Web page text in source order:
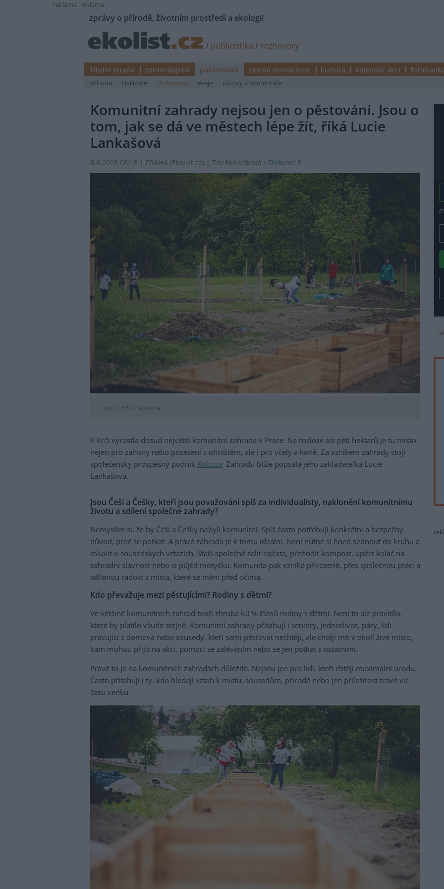
reklama reklama
zprávy o přírodě, životním prostředí a ekologii
/ publicistika / rozhovory
titulní strana zpravodajství publicistika zelená domácnost kultura kalendář akcí
příroda civilizace rozhovory eseje názory a komentáře
Komunitní zahrady nejsou jen o pěstování. Jsou o
tom, jak se dá ve městech lépe žít, říká Lucie
Lankašová
8.6.2026 05:18 | PRAHA (Ekolist.cz) | Zdeňka Vítková Diskuse: 5
Foto | PPG / Kokoza
V Krči vyrostla dosud největší komunitní zahrada v Praze. Na rozloze asi pěti hektarů je tu místo
nejen pro záhony nebo posezení s ohništěm, ale i pro včely a koně. Za vznikem zahrady stojí
společensky prospěšný podnik Kokoza. Zahradu blíže popsala jeho zakladatelka Lucie
Lankašová.
Jsou Češi a Češky, kteří jsou považováni spíš za individualisty, naklonění komunitnímu
životu a sdílení společné zahrady?
Nemyslím si, že by Češi a Češky nebyli komunitní. Spíš často potřebují konkrétní a bezpečný
důvod, proč se potkat. A právě zahrada je k tomu ideální. Není nutné si hned sednout do kruhu a
mluvit o sousedských vztazích. Stačí společně zalít rajčata, přehodit kompost, upéct koláč na
zahradní slavnost nebo si půjčit motyčku. Komunita pak vzniká přirozeně, přes společnou práci a
sdílenou radost z místa, které se mění před očima.
Kdo převažuje mezi pěstujícími? Rodiny s dětmi?
Ve většině komunitních zahrad tvoří zhruba 60 % členů rodiny s dětmi. Není to ale pravidlo,
které by platilo všude stejně. Komunitní zahrady přitahují i seniory, jednotlivce, páry, lidi
pracující z domova nebo sousedy, kteří sami pěstovat nechtějí, ale chtějí mít v okolí živé místo,
kam mohou přijít na akci, pomoci se zaléváním nebo se jen potkat s ostatními.
Právě to je na komunitních zahradách důležité. Nejsou jen pro lidi, kteří chtějí maximální úrodu.
Často přitahují i ty, kdo hledají vztah k místu, sousedům, přírodě nebo jen příležitost trávit víc
času venku.